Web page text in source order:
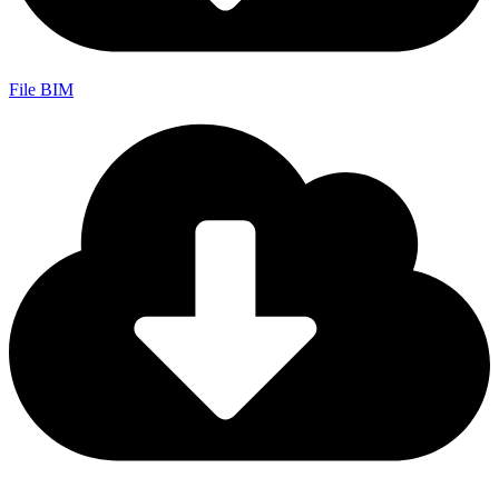
File BIM